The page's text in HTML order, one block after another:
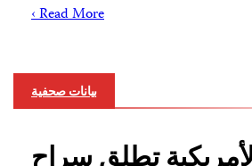
Read More ›
بيانات صحفية